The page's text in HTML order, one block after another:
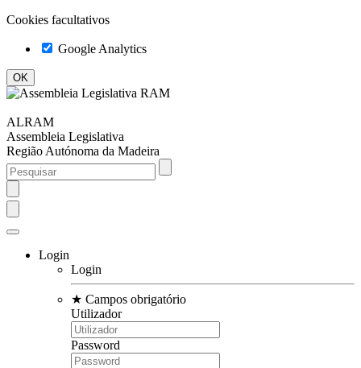
Cookies facultativos
Google Analytics
ALRAM
Assembleia Legislativa
Região Autónoma da Madeira
Login
Login
★ Campos obrigatório
Utilizador
Password